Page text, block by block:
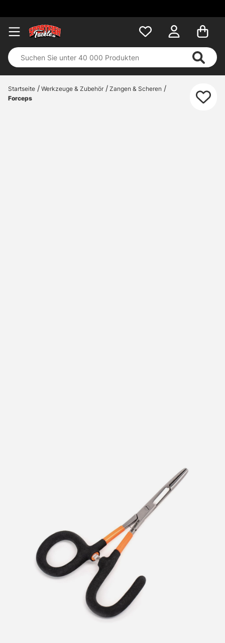
Startseite Werkzeuge & Zubehör
Zangen & Scheren
Forceps